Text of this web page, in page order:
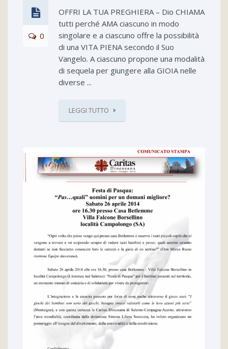
0
OFFRI LA TUA PREGHIERA – Dio CHIAMA
tutti perché AMA ciascuno in modo
singolare e a ciascuno offre la possibilità
di una VITA PIENA secondo il Suo
Vangelo. A ciascuno propone una modalità
di sequela per giungere alla GIOIA nelle
diverse ...
LEGGI TUTTO